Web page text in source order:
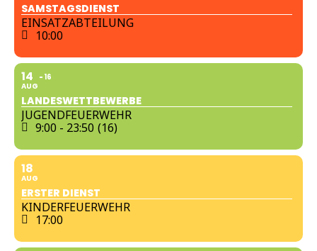
SAMSTAGSDIENST
EINSATZABTEILUNG
10:00
14
AUG
16
LANDESWETTBEWERBE
JUGENDFEUERWEHR
9:00 - 23:50 (16)
18
AUG
ERSTER DIENST
KINDERFEUERWEHR
17:00